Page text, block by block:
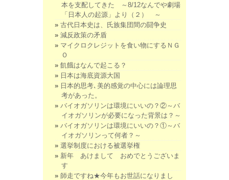
本を支配してきた ～8/12なんでや劇場
「日本人の起源」より（２） ～
古代日本史は、氏族集団間の闘争史
減反政策の矛盾
マイクロクレジットを食い物にするＮＧ
Ｏ
飢餓はなんで起こる？
日本は海底資源大国
日本的思考､美的感覚の中心には論理思
考があった。
バイオガソリンは環境にいいの？②～バ
イオガソリンが必要になった背景は？～
バイオガソリンは環境にいいの？①～バ
イオガソリンって何者？～
選挙制度における被選挙権
新年 あけまして おめでとうございま
す
師走ですね★今年もお世話になりまし